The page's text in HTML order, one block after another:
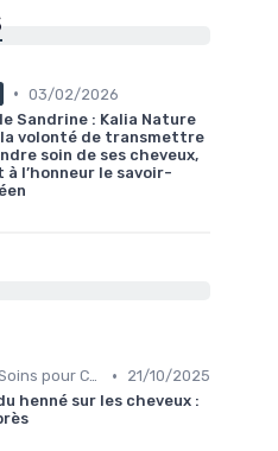
• 03/02/2026
Sandrine : Kalia Nature
la volonté de transmettre
soin de ses cheveux,
l’honneur le savoir-
Routine de Soins pour Cheveux Bouclés •
21/10/2025
henné sur les cheveux :